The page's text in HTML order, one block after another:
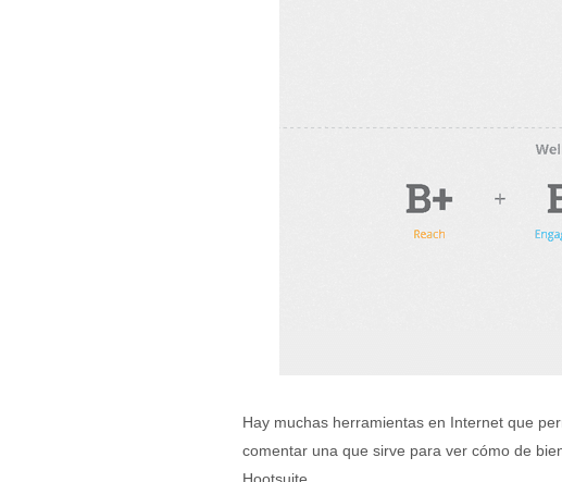
Hay muchas herramientas en Internet que
comentar una que sirve para ver cómo de